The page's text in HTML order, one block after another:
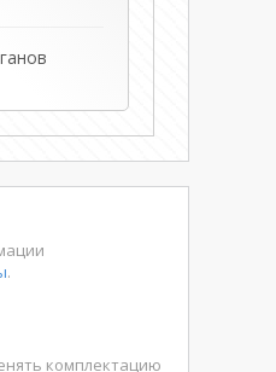
.
комплектацию